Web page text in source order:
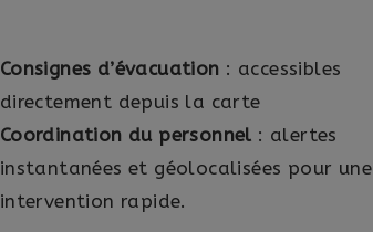
Consignes d’évacuation : accessibles
directement depuis la carte
Coordination du personnel : alertes
instantanées et géolocalisées pour une
intervention rapide.